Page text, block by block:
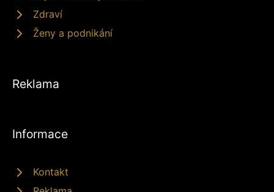
Zdraví
Ženy a podnikání
Reklama
Informace
Kontakt